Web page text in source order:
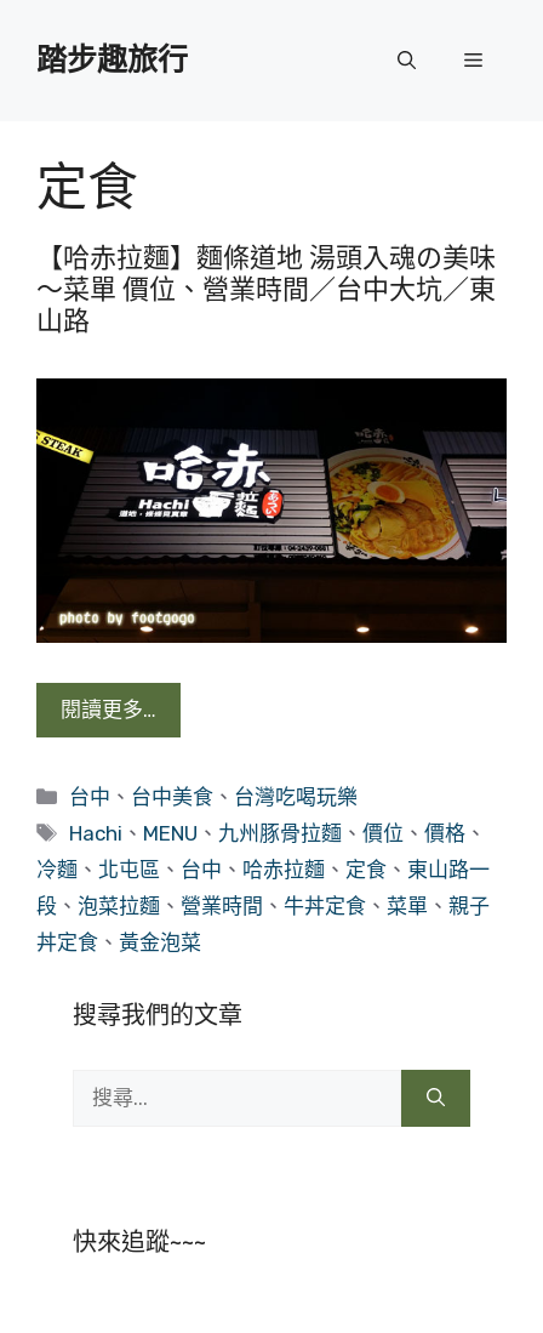
踏步趣旅行 選
定食
【哈赤拉麵】麵條道地 湯頭入魂の美味
～菜單 價位、營業時間／台中大坑／東
山路
閱讀更多…
分
類
台中 、 台中美食 、 台灣吃喝玩樂
標
籤
Hachi 、 MENU 、 九州豚骨拉麵 、價位 、價格 、
冷麵 、 北屯區 、 台中 、 哈赤拉麵 、 定食 、 東山路一
段 、 泡菜拉麵 、 營業時間 、 牛丼定食 、 菜單 、 親子
丼定食 、 黃金泡菜
搜尋我們的文章
尋:
快來追蹤~~~